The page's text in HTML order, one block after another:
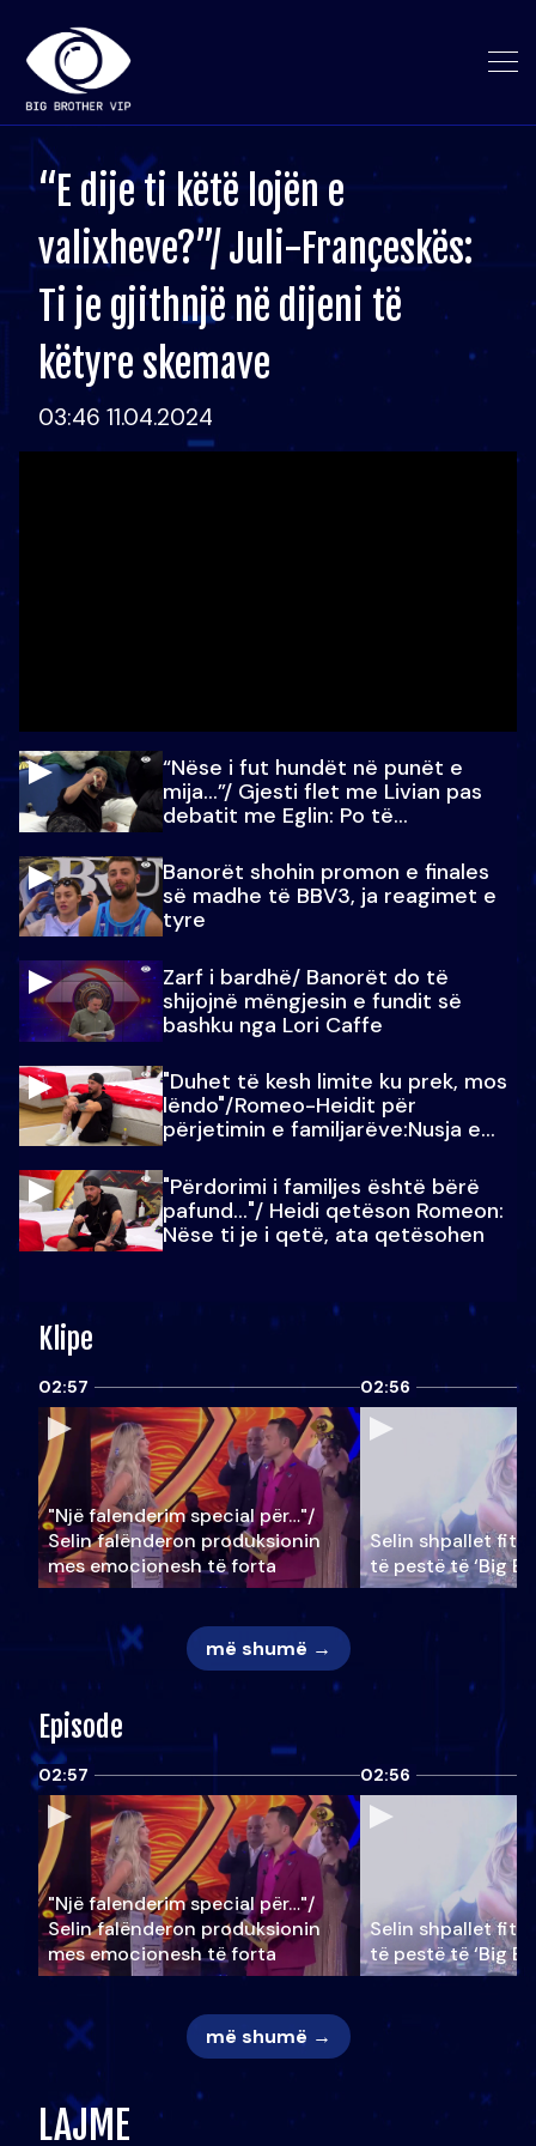
“E dije ti këtë lojën e
valixheve?”/ Juli-Françeskës:
Ti je gjithnjë në dijeni të
këtyre skemave
03:46 11.04.2024
“Nëse i fut hundët në punët e
mija…”/ Gjesti flet me Livian pas
debatit me Eglin: Po të
Banorët shohin promon e finales
së madhe të BBV3, ja reagimet e
tyre
Zarf i bardhë/ Banorët do të
shijojnë mëngjesin e fundit së
bashku nga Lori Caffe
"Duhet të kesh limite ku prek, mos
lëndo"/Romeo-Heidit për
përjetimin e familjarëve:Nusja e
"Përdorimi i familjes është bërë
pafund…"/ Heidi qetëson Romeon:
Nëse ti je i qetë, ata qetësohen
Klipe
02:57
"Një falenderim special për…"/
Selin falënderon produksionin
mes emocionesh të forta
02:56
Selin shpallet
të pestë të ‘Big
më shumë →
Episode
02:57
"Një falenderim special për…"/
Selin falënderon produksionin
mes emocionesh të forta
02:56
Selin shpallet
të pestë të ‘Big
më shumë →
LAJME